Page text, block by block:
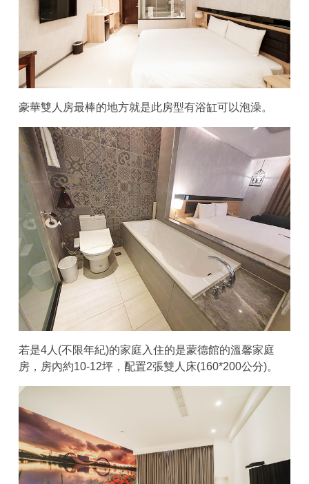
豪華雙人房最棒的地方就是此房型有浴缸可以泡澡。
若是4人(不限年紀)的家庭入住的是蒙德館的溫馨家庭
房，房內約10-12坪，配置2張雙人床(160*200公分)。